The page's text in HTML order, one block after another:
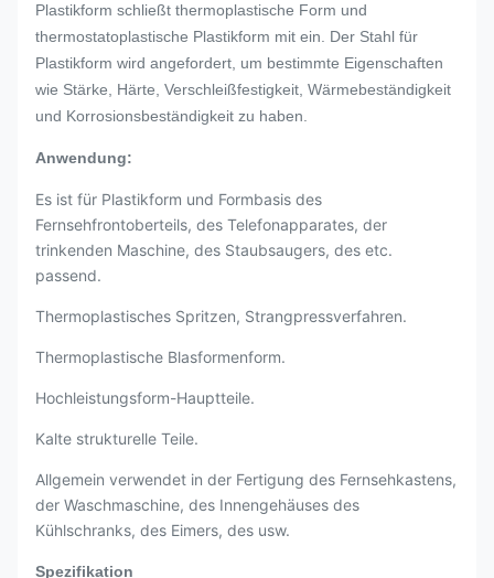
Plastikform schließt thermoplastische Form und
thermostatoplastische Plastikform mit ein. Der Stahl für
Plastikform wird angefordert, um bestimmte Eigenschaften
wie Stärke, Härte, Verschleißfestigkeit, Wärmebeständigkeit
und Korrosionsbeständigkeit zu haben.
Anwendung:
Es ist für Plastikform und Formbasis des
Fernsehfrontoberteils, des Telefonapparates, der
trinkenden Maschine, des Staubsaugers, des etc.
passend.
Thermoplastisches Spritzen, Strangpressverfahren.
Thermoplastische Blasformenform.
Hochleistungsform-Hauptteile.
Kalte strukturelle Teile.
Allgemein verwendet in der Fertigung des Fernsehkastens,
der Waschmaschine, des Innengehäuses des
Kühlschranks, des Eimers, des usw.
Spezifikation